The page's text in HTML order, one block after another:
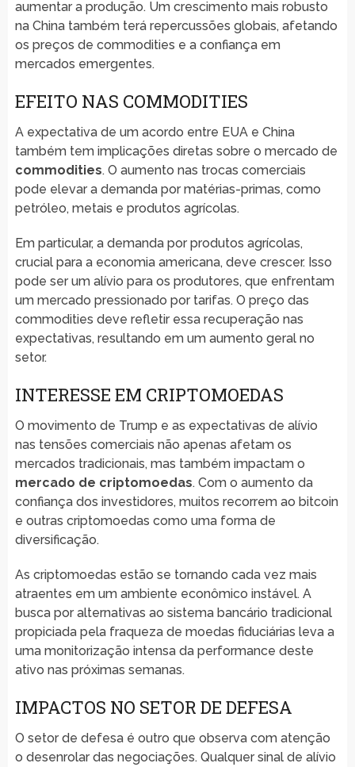
aumentar a produção. Um crescimento mais robusto
na China também terá repercussões globais, afetando
os preços de commodities e a confiança em
mercados emergentes.
EFEITO NAS COMMODITIES
A expectativa de um acordo entre EUA e China
também tem implicações diretas sobre o mercado de
commodities. O aumento nas trocas comerciais
pode elevar a demanda por matérias-primas, como
petróleo, metais e produtos agrícolas.
Em particular, a demanda por produtos agrícolas,
crucial para a economia americana, deve crescer. Isso
pode ser um alívio para os produtores, que enfrentam
um mercado pressionado por tarifas. O preço das
commodities deve refletir essa recuperação nas
expectativas, resultando em um aumento geral no
setor.
INTERESSE EM CRIPTOMOEDAS
O movimento de Trump e as expectativas de alívio
nas tensões comerciais não apenas afetam os
mercados tradicionais, mas também impactam o
mercado de criptomoedas. Com o aumento da
confiança dos investidores, muitos recorrem ao bitcoin
e outras criptomoedas como uma forma de
diversificação.
As criptomoedas estão se tornando cada vez mais
atraentes em um ambiente econômico instável. A
busca por alternativas ao sistema bancário tradicional
propiciada pela fraqueza de moedas fiduciárias leva a
uma monitorização intensa da performance deste
ativo nas próximas semanas.
IMPACTOS NO SETOR DE DEFESA
O setor de defesa é outro que observa com atenção
o desenrolar das negociações. Qualquer sinal de alívio